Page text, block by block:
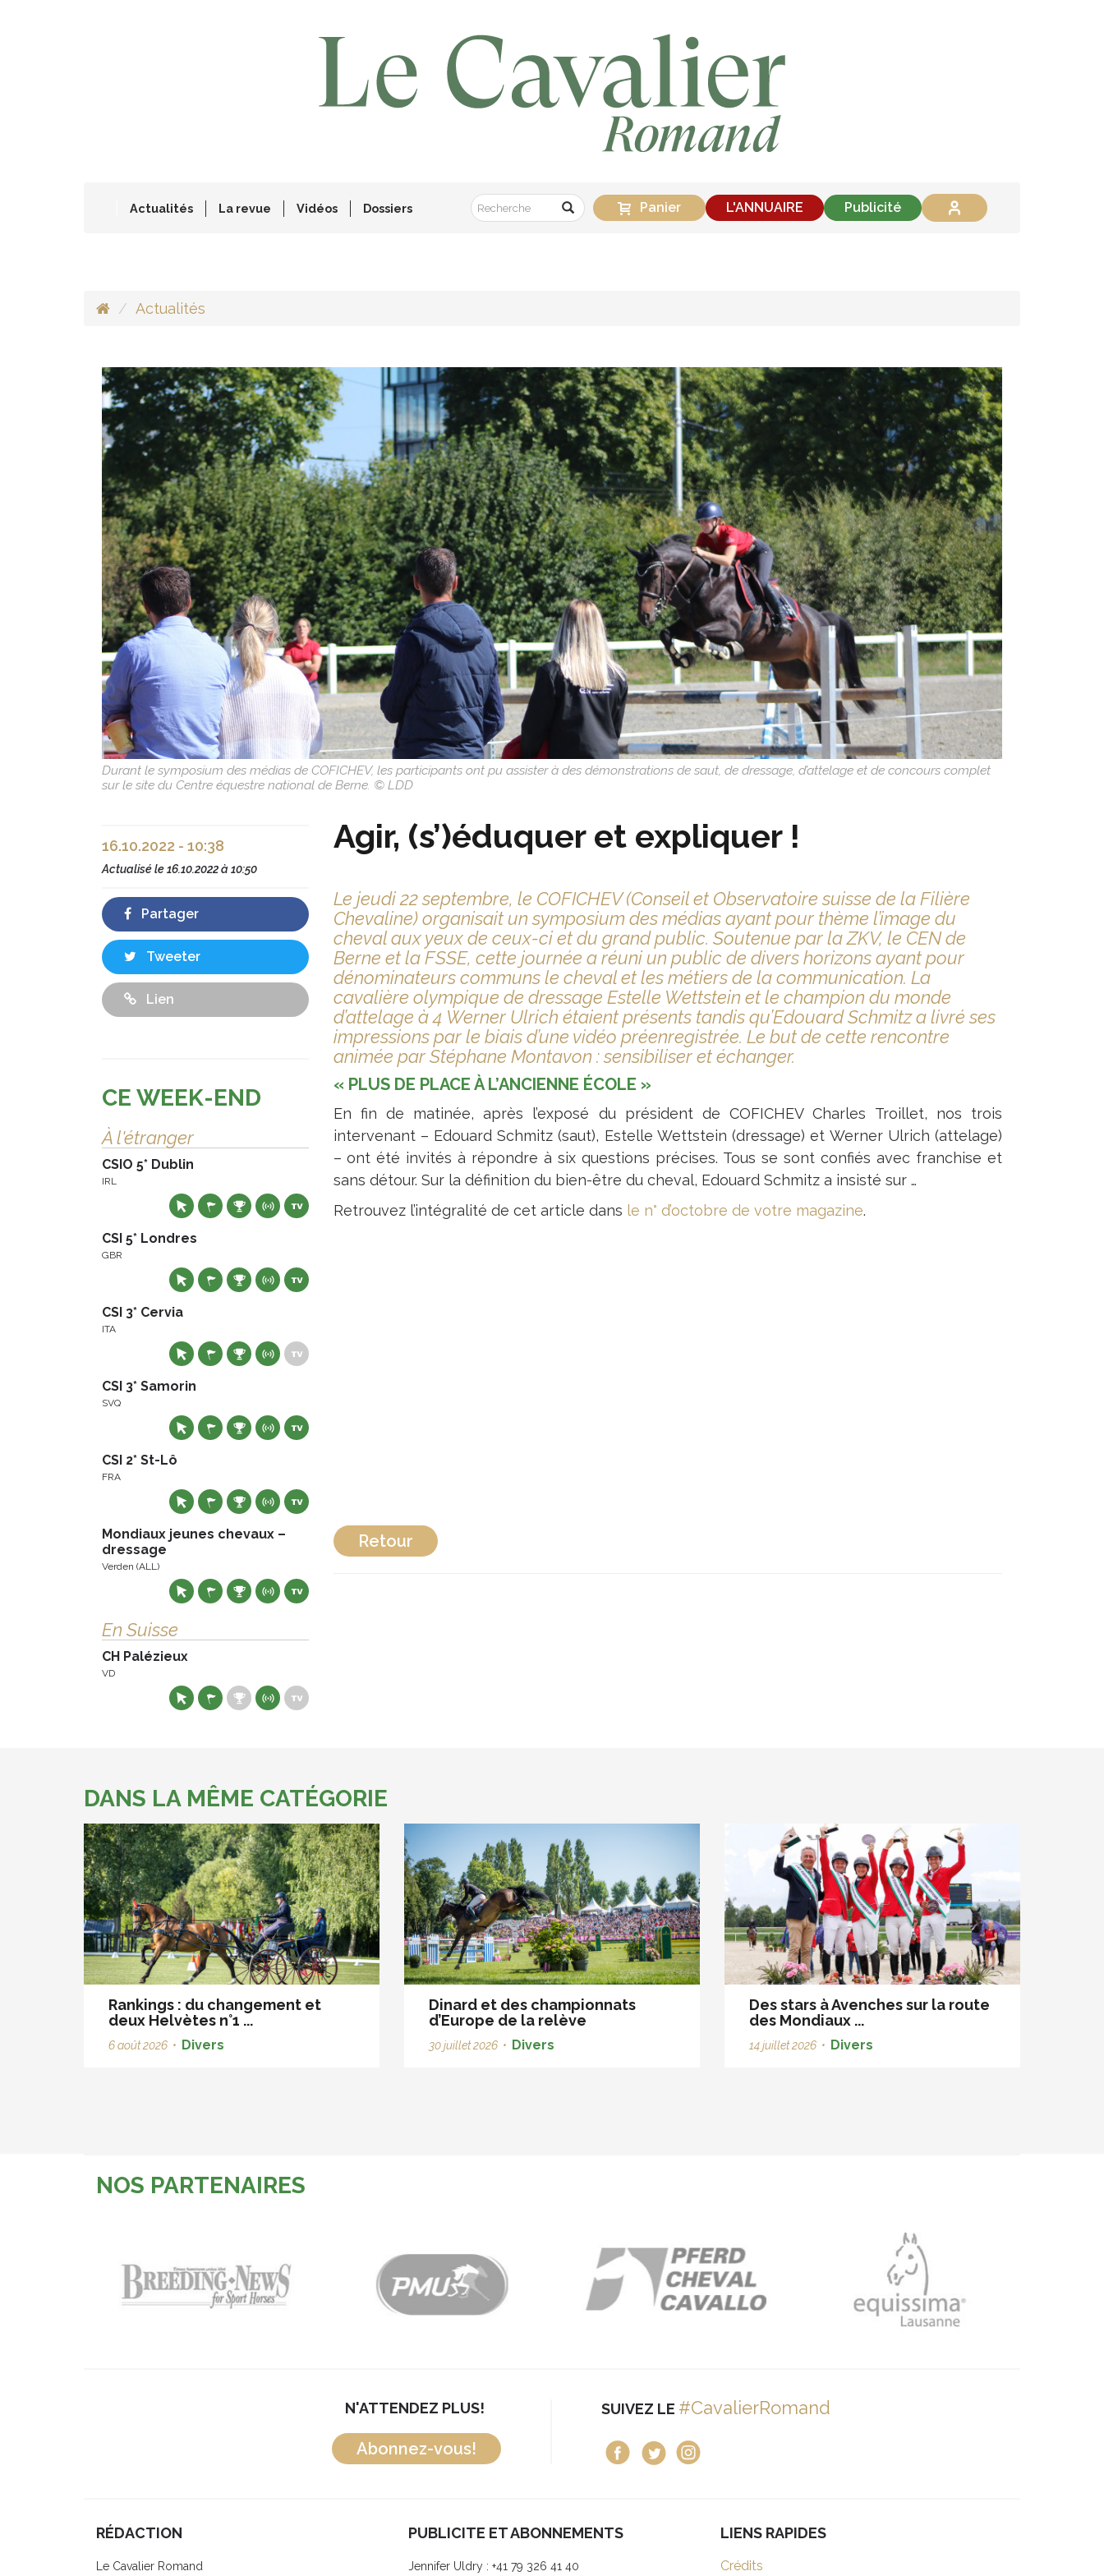
Actualités La revue Vidéos Dossiers Panier L'ANNUAIRE Publicité
Actualités
Durant le symposium des médias de COFICHEV, les participants ont pu assister à des démonstrations de saut, de dressage, d’attelage et de concours complet
sur le site du Centre équestre national de Berne. © LDD
Agir, (s’)éduquer et expliquer !
Le jeudi 22 septembre, le COFICHEV (Conseil et Observatoire suisse de la Filière
Chevaline) organisait un symposium des médias ayant pour thème l’image du
cheval aux yeux de ceux-ci et du grand public. Soutenue par la ZKV, le CEN de
Berne et la FSSE, cette journée a réuni un public de divers horizons ayant pour
dénominateurs communs le cheval et les métiers de la communication. La
cavalière olympique de dressage Estelle Wettstein et le champion du monde
d’attelage à 4 Werner Ulrich étaient présents tandis qu’Edouard Schmitz a livré ses
impressions par le biais d’une vidéo préenregistrée. Le but de cette rencontre
animée par Stéphane Montavon : sensibiliser et échanger.
« PLUS DE PLACE À L’ANCIENNE ÉCOLE »
En fin de matinée, après l’exposé du président de COFICHEV Charles Troillet, nos trois
intervenant – Edouard Schmitz (saut), Estelle Wettstein (dressage) et Werner Ulrich (attelage)
– ont été invités à répondre à six questions précises. Tous se sont confiés avec franchise et
sans détour. Sur la définition du bien-être du cheval, Edouard Schmitz a insisté sur …
Retrouvez l’intégralité de cet article dans le n° d’octobre de votre magazine.
Retour
16.10.2022 - 10:38
Actualisé le16.10.2022 à 10:50
Partager
Tweeter
Lien
CE WEEK-END
À l'étranger
CSIO 5* Dublin
IRL
CSI 5* Londres
GBR
CSI 3* Cervia
ITA
CSI 3* Samorin
SVQ
CSI 2* St-Lô
FRA
Mondiaux jeunes chevaux –
dressage
Verden (ALL)
En Suisse
CH Palézieux
VD
DANS LA MÊME CATÉGORIE
Rankings : du changement et
deux Helvètes n°1 ...
6 août 2026 • Divers
Dinard et des championnats
d’Europe de la relève
30 juillet 2026 • Divers
Des stars à Avenches sur la route
des Mondiaux ...
14 juillet 2026 • Divers
NOS PARTENAIRES
N'ATTENDEZ PLUS!
Abonnez-vous!
SUIVEZ LE #CavalierRomand
RÉDACTION
Le Cavalier Romand
PUBLICITE ET ABONNEMENTS
Jennifer Uldry : +41 79 326 41 40
LIENS RAPIDES
Crédits